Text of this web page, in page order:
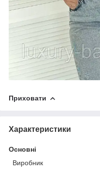
Приховати
Характеристики
Основні
Виробник